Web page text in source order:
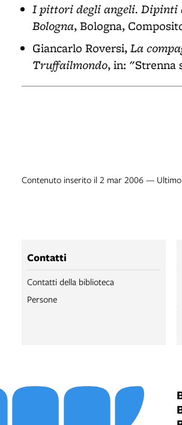
I pittori degli angeli. Dipinti
Bologna, Bologna,
Giancarlo Roversi,La
Truffailmondo, in: "Strenna
Contenuto inserito il 2 mar 2006 —
Contatti
Contatti della biblioteca
Persone